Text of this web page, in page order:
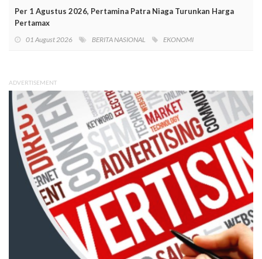
Per 1 Agustus 2026, Pertamina Patra Niaga Turunkan Harga
Pertamax
01 August 2026 BERITA NASIONAL EKONOMI
ADVERTISEMENT